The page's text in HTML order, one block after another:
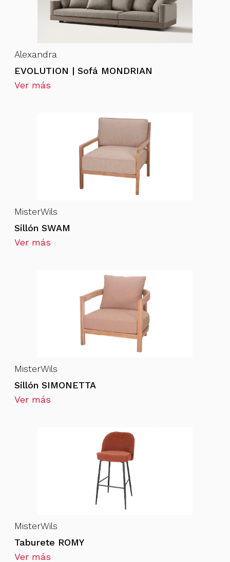
Alexandra
EVOLUTION | Sofá MONDRIAN
Ver más
MisterWils
Sillón SWAM
Ver más
MisterWils
Sillón SIMONETTA
Ver más
MisterWils
Taburete ROMY
Ver más